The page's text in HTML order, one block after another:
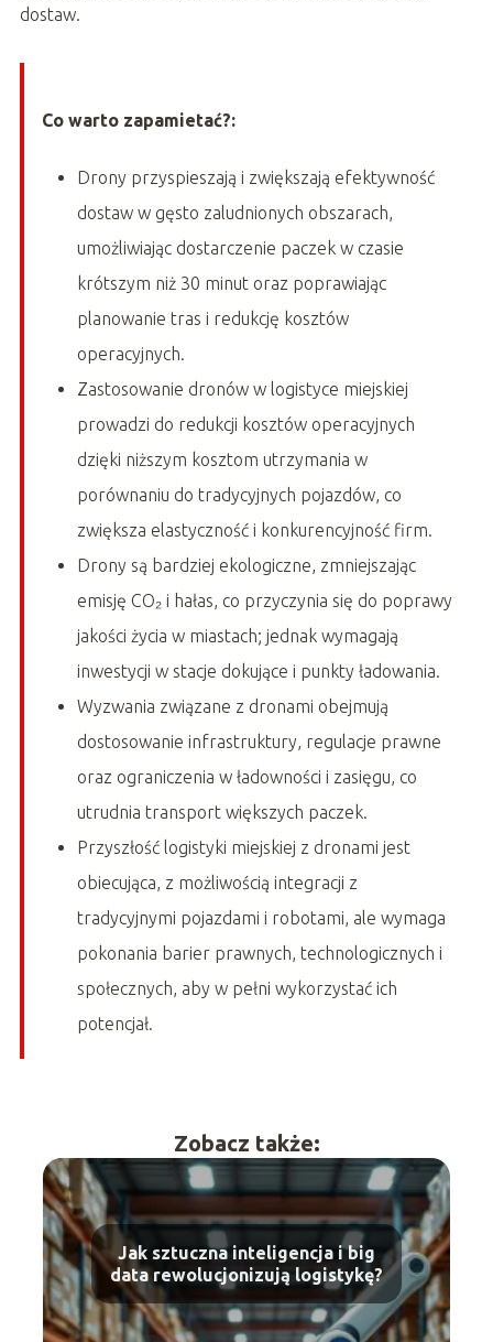
dostaw.
Co warto zapamietać?:
Drony przyspieszają i zwiększają efektywność
dostaw w gęsto zaludnionych obszarach,
umożliwiając dostarczenie paczek w czasie
krótszym niż 30 minut oraz poprawiając
planowanie tras i redukcję kosztów
operacyjnych.
Zastosowanie dronów w logistyce miejskiej
prowadzi do redukcji kosztów operacyjnych
dzięki niższym kosztom utrzymania w
porównaniu do tradycyjnych pojazdów, co
zwiększa elastyczność i konkurencyjność firm.
Drony są bardziej ekologiczne, zmniejszając
emisję CO₂ i hałas, co przyczynia się do poprawy
jakości życia w miastach; jednak wymagają
inwestycji w stacje dokujące i punkty ładowania.
Wyzwania związane z dronami obejmują
dostosowanie infrastruktury, regulacje prawne
oraz ograniczenia w ładowności i zasięgu, co
utrudnia transport większych paczek.
Przyszłość logistyki miejskiej z dronami jest
obiecująca, z możliwością integracji z
tradycyjnymi pojazdami i robotami, ale wymaga
pokonania barier prawnych, technologicznych i
społecznych, aby w pełni wykorzystać ich
potencjał.
Zobacz także:
Jak sztuczna inteligencja i big
data rewolucjonizują logistykę?